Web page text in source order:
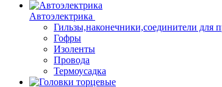
Автоэлектрика
Гильзы,наконечники,соединители для
Гофры
Изоленты
Провода
Термоусадка